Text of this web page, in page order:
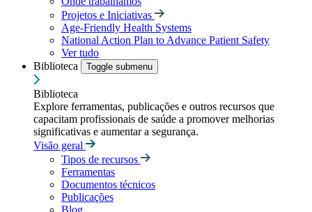
Projetos e Iniciativas
Age-Friendly Health Systems
National Action Plan to Advance Patient Safety
Ver tudo
Biblioteca
Toggle submenu
Biblioteca
Explore ferramentas, publicações e outros recursos que
capacitam profissionais de saúde a promover melhorias
significativas e aumentar a segurança.
Visão geral
Tipos de recursos
Ferramentas
Documentos técnicos
Publicações
Blog